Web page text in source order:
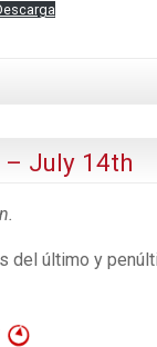
– July 14th
del último y